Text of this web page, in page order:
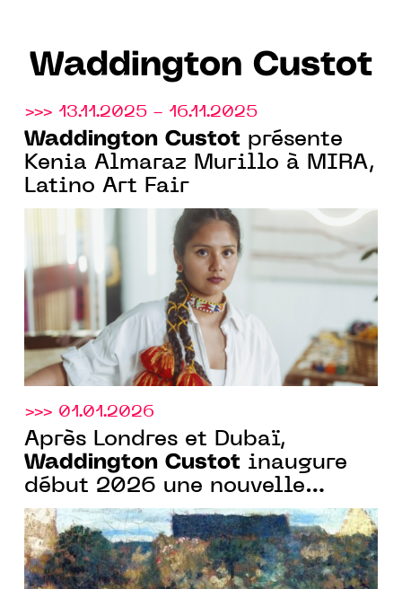
Waddington Custot
>>> 13.11.2025 - 16.11.2025
Waddington Custot présente
Kenia Almaraz Murillo à MIRA,
Latino Art Fair
>>> 01.01.2026
Après Londres et Dubaï,
Waddington Custot inaugure
début 2026 une nouvelle
galerie à Paris avec une
exposition nabis